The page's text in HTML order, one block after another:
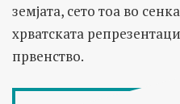
земјата, сето тоа во
хрватската
првенство.